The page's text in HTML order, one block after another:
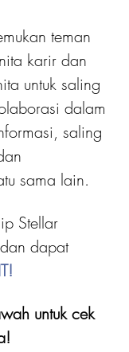
teman
karir dan
untuk saling
dalam
saling
sama lain.
Stellar
dan dapat
untuk cek